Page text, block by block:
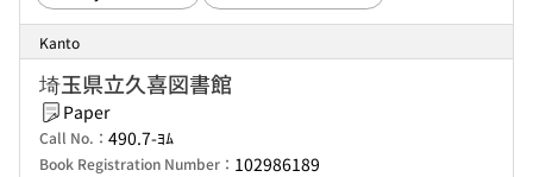
Kanto
埼玉県立久喜図書館
Paper
Call No.： 490.7-ﾖﾑ
Book Registration Number： 102986189